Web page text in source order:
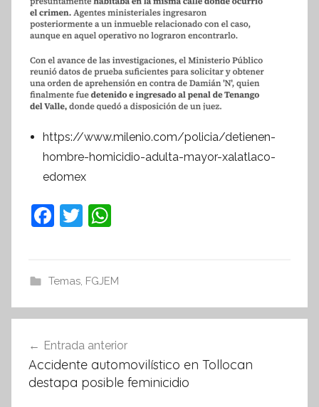
https://www.milenio.com/policia/detienen-
hombre-homicidio-adulta-mayor-xalatlaco-
edomex
F
e
b
o
k
T
er s
A
p
Temas, FGJEM
de
entradas
Entrada anterior
Accidente automovilístico en Tollocan
destapa posible feminicidio